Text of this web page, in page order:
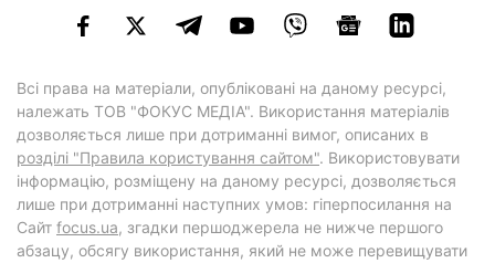
Всі права на матеріали, опубліковані на даному ресурсі,
належать ТОВ "ФОКУС МЕДІА". Використання матеріалів
дозволяється лише при дотриманні вимог, описаних в
розділі "Правила користування сайтом". Використовувати
інформацію, розміщену на даному ресурсі, дозволяється
лише при дотриманні наступних умов: гіперпосилання на
Cайт focus.ua, згадки першоджерела не нижче першого
абзацу, обсягу використання, який не може перевищувати